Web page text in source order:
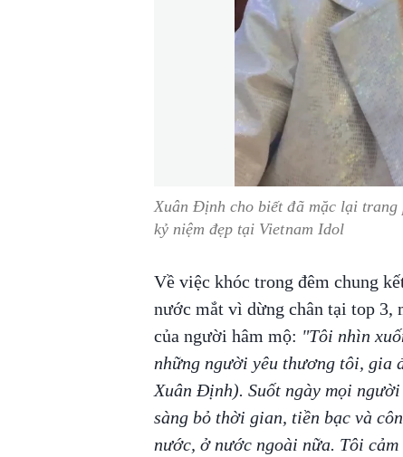
Xuân Định cho biết đã mặc lại trang
kỷ niệm đẹp tại Vietnam Idol
Về việc khóc trong đêm chung
nước mắt vì dừng chân tại top 3,
của người hâm mộ: "Tôi nhìn
những người yêu thương tôi, gia
Xuân Định). Suốt ngày mọi
sàng bỏ thời gian, tiền bạc và
nước, ở nước ngoài nữa. Tôi